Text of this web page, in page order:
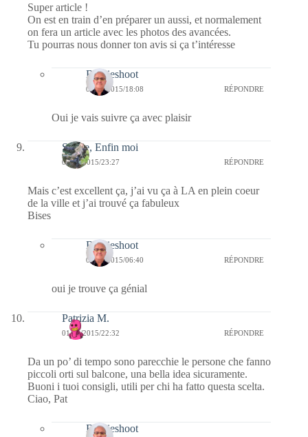
Super article !
On est en train d’en préparer un aussi, et normalement
on fera un article avec les photos des avancées.
Tu pourras nous donner ton avis si ça t’intéresse
Bernieshoot
03/04/2015/18:08 RÉPONDRE
Oui je vais suivre ça avec plaisir
Sylvie, Enfin moi
01/04/2015/23:27 RÉPONDRE
Mais c’est excellent ça, j’ai vu ça à LA en plein coeur
de la ville et j’ai trouvé ça fabuleux
Bises
Bernieshoot
04/04/2015/06:40 RÉPONDRE
oui je trouve ça génial
Patrizia M.
01/04/2015/22:32 RÉPONDRE
Da un po’ di tempo sono parecchie le persone che fanno
piccoli orti sul balcone, una bella idea sicuramente.
Buoni i tuoi consigli, utili per chi ha fatto questa scelta.
Ciao, Pat
Bernieshoot